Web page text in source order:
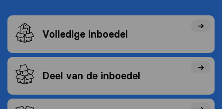
Volledige inboedel
Deel van de inboedel